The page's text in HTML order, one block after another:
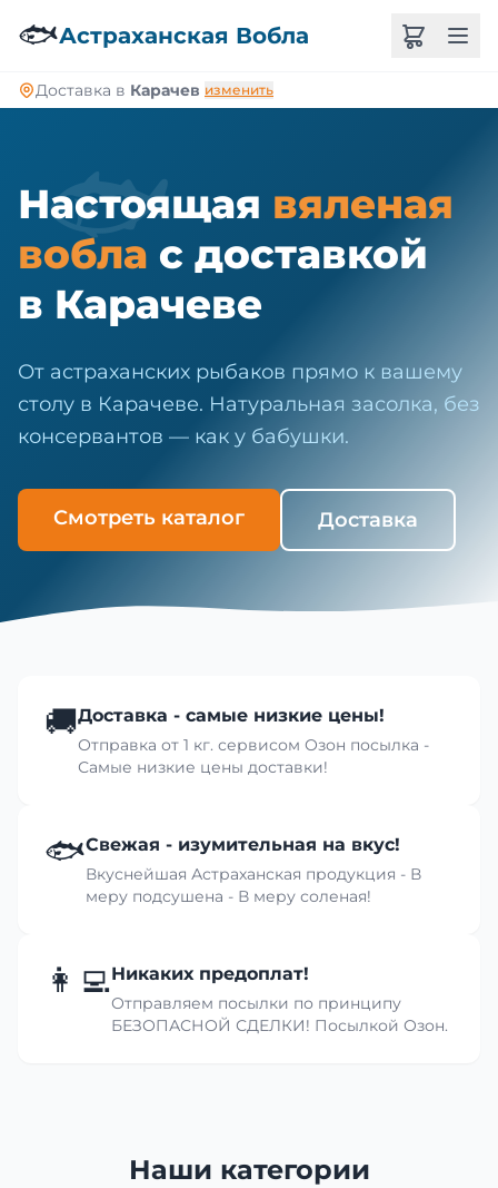
🐟Астраханская Вобла
Доставка в Карачев изменить
🐟
Настоящая вяленая
вобла с доставкой
в Карачеве
От астраханских рыбаков прямо к вашему
столу в Карачеве. Натуральная засолка, без
консервантов — как у бабушки.
Смотреть каталог Доставка
🚚Доставка - самые низкие цены!
Отправка от 1 кг. сервисом Озон посылка -
Самые низкие цены доставки!
🐟Свежая - изумительная на вкус!
Вкуснейшая Астраханская продукция - В
меру подсушена - В меру соленая!
👩‍💻Никаких предоплат!
Отправляем посылки по принципу
БЕЗОПАСНОЙ СДЕЛКИ! Посылкой Озон.
Наши категории